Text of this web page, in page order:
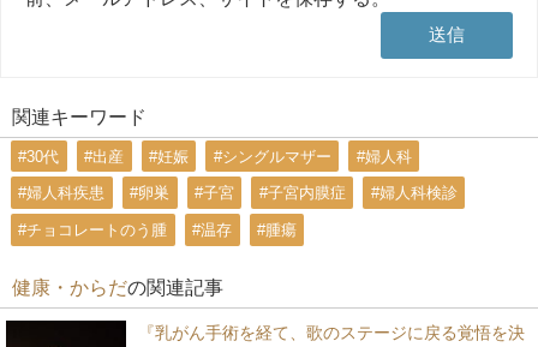
関連キーワード
#30代 #出産 #妊娠 #シングルマザー #婦人科
#婦人科疾患 #卵巣 #子宮 #子宮内膜症 #婦人科検診
#チョコレートのう腫 #温存 #腫瘍
健康・からだの関連記事
『乳がん手術を経て、歌のステージに戻る覚悟を決